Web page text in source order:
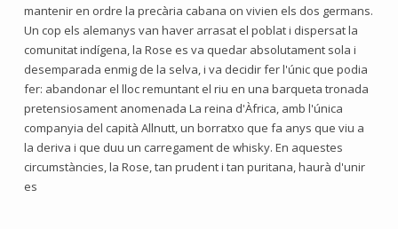
mantenir en ordre la precària cabana on vivien els dos germans.
Un cop els alemanys van haver arrasat el poblat i dispersat la
comunitat indígena, la Rose es va quedar absolutament sola i
desemparada enmig de la selva, i va decidir fer l'únic que podia
fer: abandonar el lloc remuntant el riu en una barqueta tronada
pretensiosament anomenada La reina d'Àfrica, amb l'única
companyia del capità Allnutt, un borratxo que fa anys que viu a
la deriva i que duu un carregament de whisky. En aquestes
circumstàncies, la Rose, tan prudent i tan puritana, haurà d'unir
es